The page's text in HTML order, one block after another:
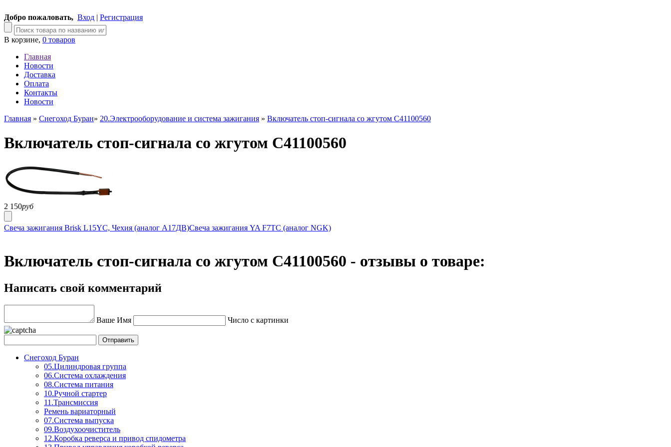
Добро пожаловать, Вход | Регистрация
В корзине, 0 товаров
Главная
Новости
Доставка
Оплата
Контакты
Новости
Главная » Снегоход Буран» 20.Электрооборудование и система зажигания » Включатель стоп-сигнала со жгутом C41100560
Включатель стоп-сигнала со жгутом C41100560
2 150руб
Свеча зажигания Brisk L15YC, Чехия (аналог А17ДВ)Свеча зажигания YA F7TC (аналог NGK)
Включатель стоп-сигнала со жгутом C41100560 - отзывы о товаре:
Написать свой комментарий
Ваше Имя Число с картинки
Снегоход Буран
05.Цилиндровая группа
06.Система охлаждения
08.Система питания
10.Ручной стартер
11.Трансмиссия
Ремень вариаторный
07.Система выпуска
09.Воздухоочиститель
12.Коробка реверса и привод спидометра